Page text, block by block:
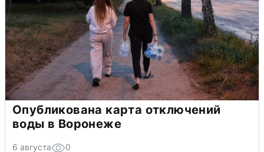
Опубликована карта отключений
воды в Воронеже
6 августа 0